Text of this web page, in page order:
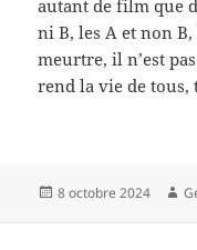
autant de film que
ni B, les A et non
meurtre, il n’est
rend la vie de
Publié
8 octobre 2024